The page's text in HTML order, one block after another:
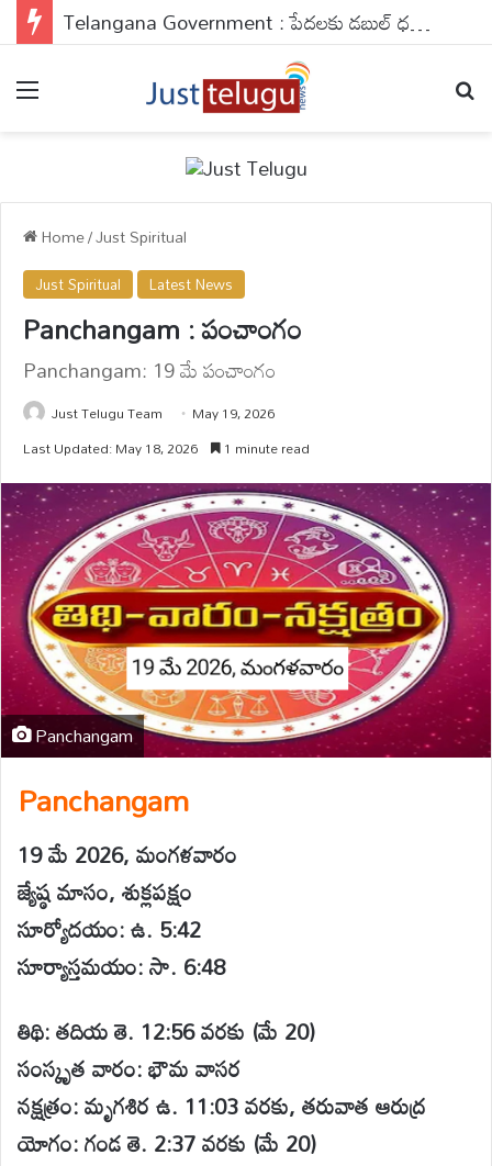
Telangana Government : పేదలకు డబుల్ ధమాకా..అప్లై చేయకపోతే వెంటనే చేసుకోండి..
Home/Just Spiritual
Just Spiritual Latest News
Panchangam : పంచాంగం
Panchangam: 19 మే పంచాంగం
Just Telugu Team
May 19, 2026
Last Updated: May 18, 2026
1 minute read
Panchangam
Panchangam
19 మే 2026, మంగళవారం
జ్యేష్ఠ మాసం, శుక్లపక్షం
సూర్యోదయం: ఉ. 5:42
సూర్యాస్తమయం: సా. 6:48
తిథి: తదియ తె. 12:56 వరకు (మే 20)
సంస్కృత వారం: భౌమ వాసర
నక్షత్రం: మృగశిర ఉ. 11:03 వరకు, తరువాత ఆరుద్ర
యోగం: గండ తె. 2:37 వరకు (మే 20)